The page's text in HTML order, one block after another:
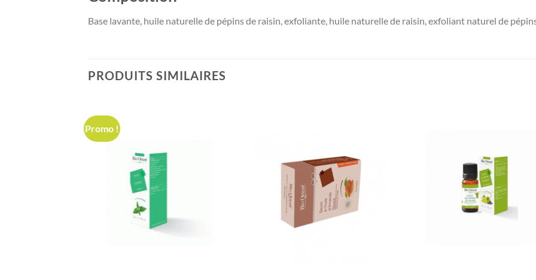
Base lavante, huile naturelle de pépins de raisin, exfoliante, huile naturelle de raisin, exfoliant naturel de
PRODUITS SIMILAIRES
Promo !